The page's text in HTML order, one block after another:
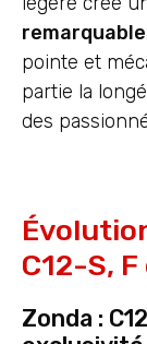
remarquable
pointe et
partie la
des
C12-S,
Zonda :